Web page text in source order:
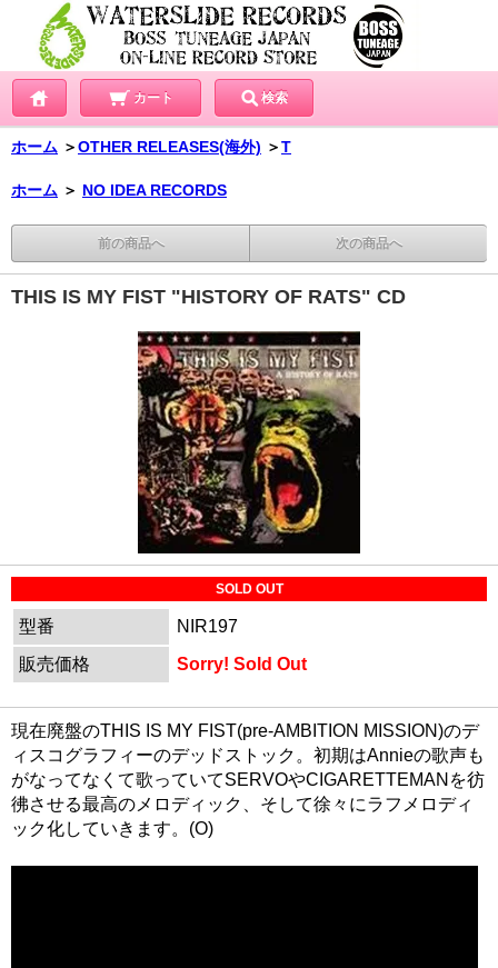
カート 検索
ホーム ＞OTHER RELEASES(海外) ＞T
ホーム ＞ NO IDEA RECORDS
前の商品へ 次の商品へ
THIS IS MY FIST "HISTORY OF RATS" CD
SOLD OUT
型番
NIR197
販売価格
Sorry! Sold Out
現在廃盤のTHIS IS MY FIST(pre-AMBITION MISSION)のデ
ィスコグラフィーのデッドストック。初期はAnnieの歌声も
がなってなくて歌っていてSERVOやCIGARETTEMANを彷
彿させる最高のメロディック、そして徐々にラフメロディ
ック化していきます。(O)